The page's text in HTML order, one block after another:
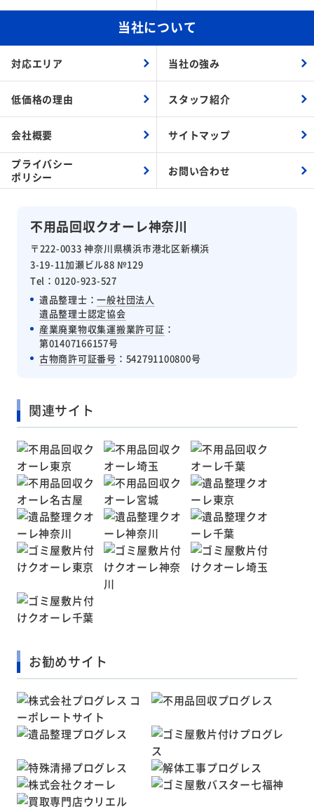
不用品回収クオーレ神奈川
〒222-0033 神奈川県横浜市港北区新横浜
3-19-11加瀬ビル88 №129
Tel：0120-923-527
遺品整理士：一般社団法人
遺品整理士認定協会
産業廃棄物収集運搬業許可証 ：
第01407166157号
古物商許可証番号 ：542791100800号
当社について
対応エリア 当社の強み
低価格の理由 スタッフ紹介
会社概要 サイトマップ
プライバシー
ポリシー
お問い合わせ
関連サイト
お勧めサイト